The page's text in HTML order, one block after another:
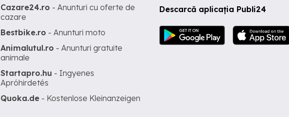
Descarcă aplicația Publi24
Cazare24.ro - Anunturi cu oferte de
cazare
Bestbike.ro - Anunturi moto
Animalutul.ro - Anunturi gratuite
animale
Startapro.hu - Ingyenes
Apróhirdetés
Quoka.de - Kostenlose Kleinanzeigen